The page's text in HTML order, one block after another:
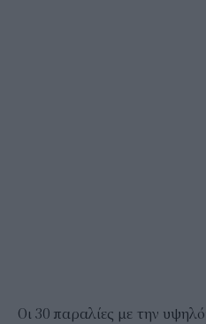
Οι 30 παραλίες με την